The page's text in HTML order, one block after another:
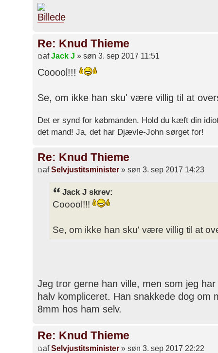
Re: Knud Thieme
afJack J » søn 3. sep 2017 11:51
Cooool!!!
Se, om ikke han sku' være villig til at
Det er synd for købmanden. Hold du kæft din
det mand! Ja, det har Djævle-John sørget for!
Re: Knud Thieme
afSelvjustitsminister » søn 3. sep 2017 14:23
Jack J skrev:
Cooool!!!
Se, om ikke han sku' være villig til at
Jeg tror gerne han ville, men som jeg
halv kompliceret. Han snakkede dog om
8mm hos ham selv.
Re: Knud Thieme
afSelvjustitsminister » søn 3. sep 2017 22:22